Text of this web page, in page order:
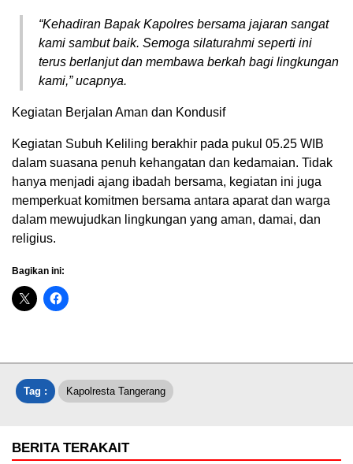
“Kehadiran Bapak Kapolres bersama jajaran sangat
kami sambut baik. Semoga silaturahmi seperti ini
terus berlanjut dan membawa berkah bagi lingkungan
kami,” ucapnya.
Kegiatan Berjalan Aman dan Kondusif
Kegiatan Subuh Keliling berakhir pada pukul 05.25 WIB
dalam suasana penuh kehangatan dan kedamaian. Tidak
hanya menjadi ajang ibadah bersama, kegiatan ini juga
memperkuat komitmen bersama antara aparat dan warga
dalam mewujudkan lingkungan yang aman, damai, dan
religius.
Bagikan ini:
Tag : Kapolresta Tangerang
BERITA TERAKAIT